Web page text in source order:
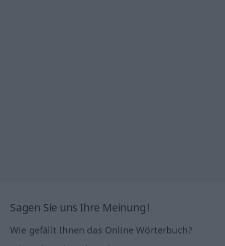
Sagen Sie uns Ihre Meinung!
Wie gefällt Ihnen das Online Wörterbuch?